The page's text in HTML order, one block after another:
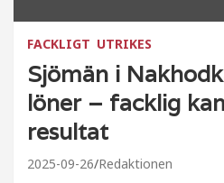
FACKLIGT UTRIKES
Sjömän i
löner – facklig
resultat
2025-09-26 Redaktionen